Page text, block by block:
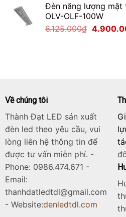
là:
Đèn năng lượng mặt
OLV-OLF-100W
6.125.000₫ Giá
Về chúng tôi
Thành Đạt LED sản xuất
đèn led theo yêu cầu, vui
lòng liên hệ thông tin để
được tư vấn miễn phí. -
Phone: 0986.474.671 -
Email:
thanhdatledtdl@gmail.com
- Website:denledtdl.com